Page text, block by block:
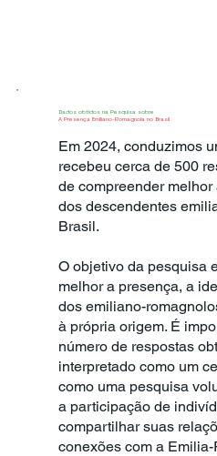
Dados obtidos na Pesquisa sobre
A Presença Emiliano-Romagnola no Brasil
Em 2024, conduzimos
recebeu cerca de 500
de compreender
dos descendentes
Brasil.
O objetivo da pesquisa
melhor a presença, a
dos emiliano-
à própria origem. É
número de respostas
interpretado como um
como uma pesquisa
a participação de
compartilhar suas
conexões com a